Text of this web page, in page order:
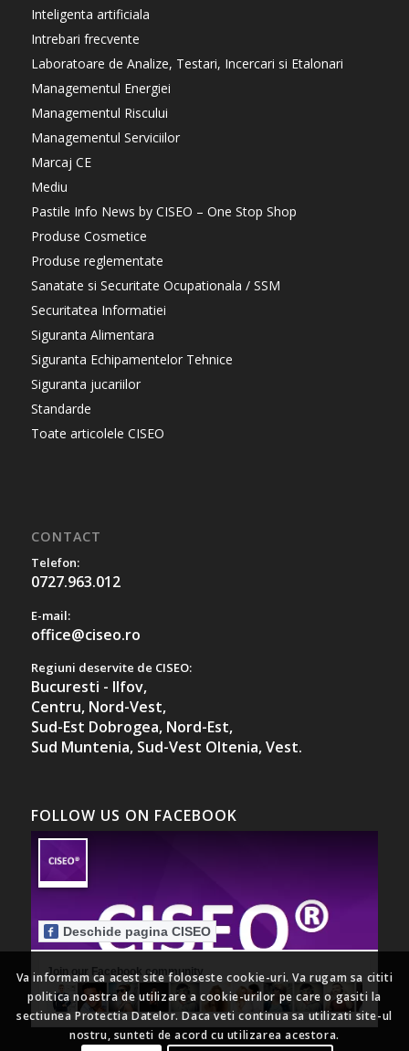
Inteligenta artificiala
Intrebari frecvente
Laboratoare de Analize, Testari, Incercari si Etalonari
Managementul Energiei
Managementul Riscului
Managementul Serviciilor
Marcaj CE
Mediu
Pastile Info News by CISEO – One Stop Shop
Produse Cosmetice
Produse reglementate
Sanatate si Securitate Ocupationala / SSM
Securitatea Informatiei
Siguranta Alimentara
Siguranta Echipamentelor Tehnice
Siguranta jucariilor
Standarde
Toate articolele CISEO
CONTACT
Telefon:
0727.963.012
E-mail:
office@ciseo.ro
Regiuni deservite de CISEO:
Bucuresti - Ilfov,
Centru, Nord-Vest,
Sud-Est Dobrogea,Nord-Est,
Sud Muntenia, Sud-Vest Oltenia,Vest.
FOLLOW US ON FACEBOOK
Deschide pagina CISEO
Join our Facebook community
Va informam ca acest site foloseste cookie-uri. Va rugam sa cititi
politica noastra de utilizare a cookie-urilor pe care o gasiti la
sectiunea Protectia Datelor. Daca veti continua sa utilizati site-ul
nostru, sunteti de acord cu utilizarea acestora.